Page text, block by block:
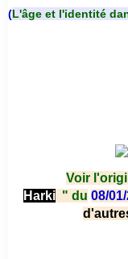
(L'âge et l'identité
Voir
Harki " du 08/